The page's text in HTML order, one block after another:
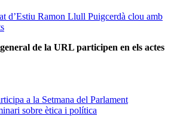
d’Estiu Ramon Llull Puigcerdà clou amb
de la URL participen en els actes
a la Setmana del Parlament
sobre ètica i política